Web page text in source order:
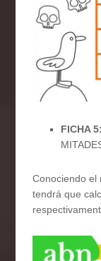
FICHA 5:
Conociendo el
tendrá que